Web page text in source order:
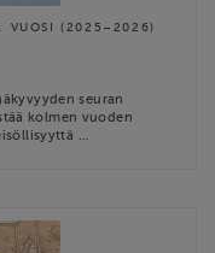
VUOSI (2025–2026)
seuran
kolmen vuoden
…